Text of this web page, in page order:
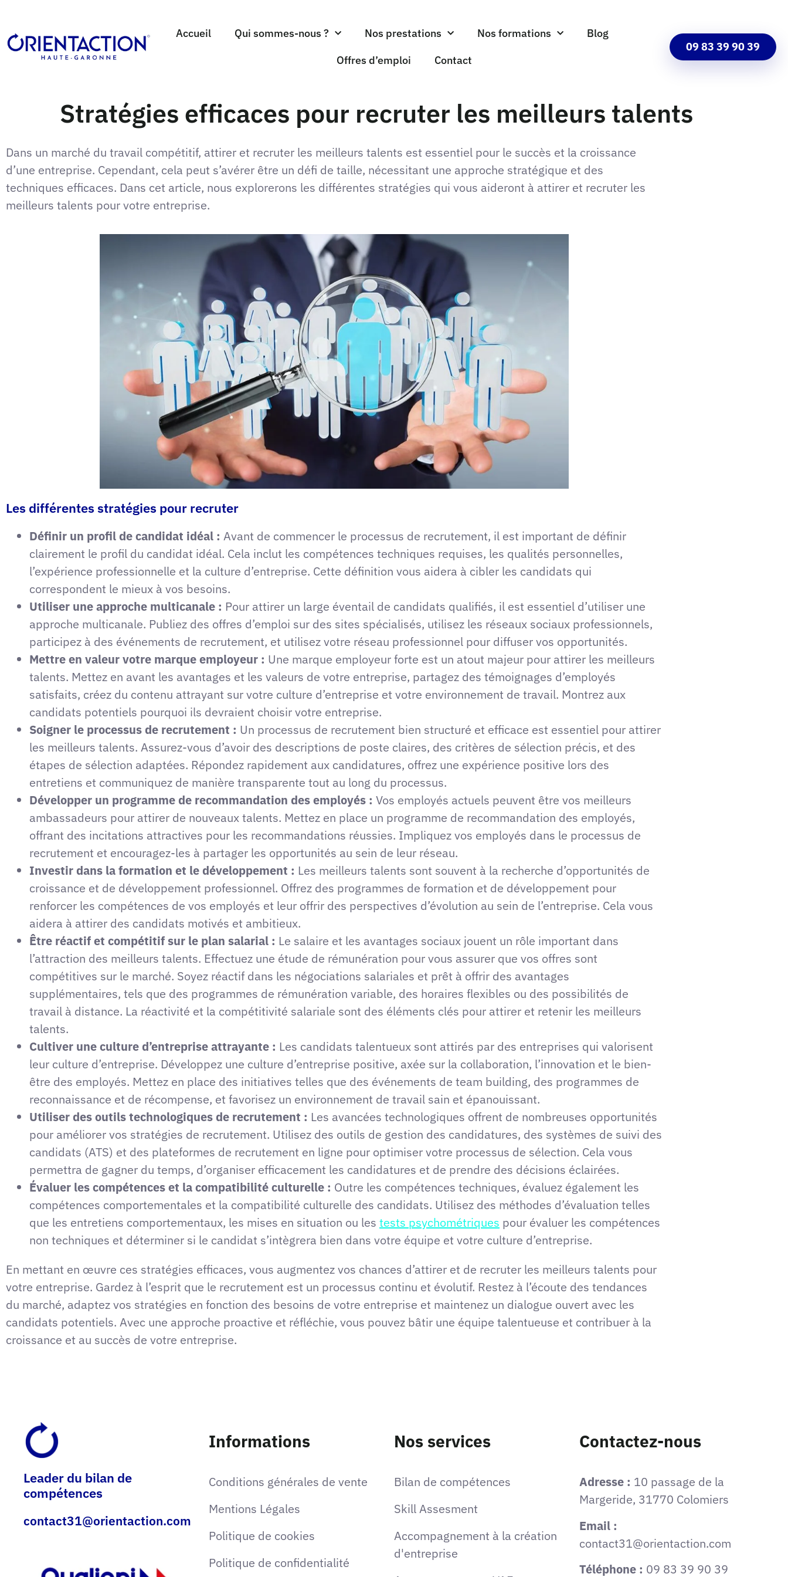
Accueil Qui sommes-nous ? Nos prestations Nos formations
Blog
Offres d’emploi
Contact
09 83 39 90 39
Stratégies efficaces pour recruter les meilleurs talents
Dans un marché du travail compétitif, attirer et recruter les meilleurs talents est essentiel pour le succès et la croissance
d’une entreprise. Cependant, cela peut s’avérer être un défi de taille, nécessitant une approche stratégique et des
techniques efficaces. Dans cet article, nous explorerons les différentes stratégies qui vous aideront à attirer et recruter les
meilleurs talents pour votre entreprise.
Les différentes stratégies pour recruter
Définir un profil de candidat idéal : Avant de commencer le processus de recrutement, il est important de définir
clairement le profil du candidat idéal. Cela inclut les compétences techniques requises, les qualités personnelles,
l’expérience professionnelle et la culture d’entreprise. Cette définition vous aidera à cibler les candidats qui
correspondent le mieux à vos besoins.
Utiliser une approche multicanale : Pour attirer un large éventail de candidats qualifiés, il est essentiel d’utiliser une
approche multicanale. Publiez des offres d’emploi sur des sites spécialisés, utilisez les réseaux sociaux professionnels,
participez à des événements de recrutement, et utilisez votre réseau professionnel pour diffuser vos opportunités.
Mettre en valeur votre marque employeur : Une marque employeur forte est un atout majeur pour attirer les meilleurs
talents. Mettez en avant les avantages et les valeurs de votre entreprise, partagez des témoignages d’employés
satisfaits, créez du contenu attrayant sur votre culture d’entreprise et votre environnement de travail. Montrez aux
candidats potentiels pourquoi ils devraient choisir votre entreprise.
Soigner le processus de recrutement : Un processus de recrutement bien structuré et efficace est essentiel pour attirer
les meilleurs talents. Assurez-vous d’avoir des descriptions de poste claires, des critères de sélection précis, et des
étapes de sélection adaptées. Répondez rapidement aux candidatures, offrez une expérience positive lors des
entretiens et communiquez de manière transparente tout au long du processus.
Développer un programme de recommandation des employés : Vos employés actuels peuvent être vos meilleurs
ambassadeurs pour attirer de nouveaux talents. Mettez en place un programme de recommandation des employés,
offrant des incitations attractives pour les recommandations réussies. Impliquez vos employés dans le processus de
recrutement et encouragez-les à partager les opportunités au sein de leur réseau.
Investir dans la formation et le développement : Les meilleurs talents sont souvent à la recherche d’opportunités de
croissance et de développement professionnel. Offrez des programmes de formation et de développement pour
renforcer les compétences de vos employés et leur offrir des perspectives d’évolution au sein de l’entreprise. Cela vous
aidera à attirer des candidats motivés et ambitieux.
Être réactif et compétitif sur le plan salarial : Le salaire et les avantages sociaux jouent un rôle important dans
l’attraction des meilleurs talents. Effectuez une étude de rémunération pour vous assurer que vos offres sont
compétitives sur le marché. Soyez réactif dans les négociations salariales et prêt à offrir des avantages
supplémentaires, tels que des programmes de rémunération variable, des horaires flexibles ou des possibilités de
travail à distance. La réactivité et la compétitivité salariale sont des éléments clés pour attirer et retenir les meilleurs
talents.
Cultiver une culture d’entreprise attrayante : Les candidats talentueux sont attirés par des entreprises qui valorisent
leur culture d’entreprise. Développez une culture d’entreprise positive, axée sur la collaboration, l’innovation et le bien-
être des employés. Mettez en place des initiatives telles que des événements de team building, des programmes de
reconnaissance et de récompense, et favorisez un environnement de travail sain et épanouissant.
Utiliser des outils technologiques de recrutement : Les avancées technologiques offrent de nombreuses opportunités
pour améliorer vos stratégies de recrutement. Utilisez des outils de gestion des candidatures, des systèmes de suivi des
candidats (ATS) et des plateformes de recrutement en ligne pour optimiser votre processus de sélection. Cela vous
permettra de gagner du temps, d’organiser efficacement les candidatures et de prendre des décisions éclairées.
Évaluer les compétences et la compatibilité culturelle : Outre les compétences techniques, évaluez également les
compétences comportementales et la compatibilité culturelle des candidats. Utilisez des méthodes d’évaluation telles
que les entretiens comportementaux, les mises en situation ou les tests psychométriques pour évaluer les compétences
non techniques et déterminer si le candidat s’intègrera bien dans votre équipe et votre culture d’entreprise.
En mettant en œuvre ces stratégies efficaces, vous augmentez vos chances d’attirer et de recruter les meilleurs talents pour
votre entreprise. Gardez à l’esprit que le recrutement est un processus continu et évolutif. Restez à l’écoute des tendances
du marché, adaptez vos stratégies en fonction des besoins de votre entreprise et maintenez un dialogue ouvert avec les
candidats potentiels. Avec une approche proactive et réfléchie, vous pouvez bâtir une équipe talentueuse et contribuer à la
croissance et au succès de votre entreprise.
Leader du bilan de
compétences
contact31@orientaction.com
Informations
Conditions générales de vente
Mentions Légales
Politique de cookies
Politique de confidentialité
Nos services
Bilan de compétences
Skill Assesment
Accompagnement à la création
d'entreprise
Contactez-nous
Adresse : 10 passage de la
Margeride, 31770 Colomiers
Email :
contact31@orientaction.com
Téléphone : 09 83 39 90 39